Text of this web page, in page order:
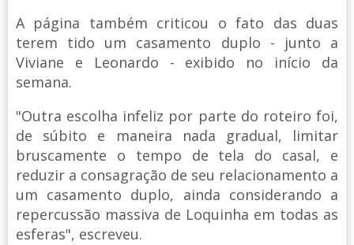
A página também criticou o fato das duas
terem tido um casamento duplo - junto a
Viviane e Leonardo - exibido no início da
semana.
"Outra escolha infeliz por parte do roteiro foi,
de súbito e maneira nada gradual, limitar
bruscamente o tempo de tela do casal, e
reduzir a consagração de seu relacionamento a
um casamento duplo, ainda considerando a
repercussão massiva de Loquinha em todas as
esferas", escreveu.